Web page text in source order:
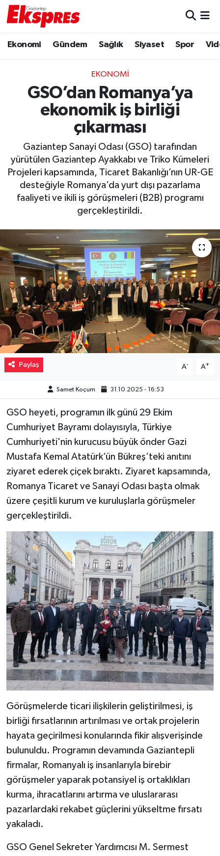
Ekonomi Gündem Sağlık Siyaset Spor
EKONOMI
GSO’dan Romanya’ya
ekonomik iş birliği
çıkarması
Gaziantep Sanayi Odası (GSO) tarafından
yürütülen Gaziantep Ayakkabı ve Triko Kümeleri
Projeleri kapsamında, Ticaret Bakanlığı’nın UR-GE
desteğiyle Romanya’da yurt dışı pazarlama
faaliyeti ve ikili iş görüşmeleri (B2B) programı
gerçekleştirildi.
Paylaş A- A+
Samet Koçum 31.10.2025 - 16:53
GSO heyeti, programın ilk günü 29 Ekim
Cumhuriyet Bayramı dolayısıyla, Türkiye
Cumhuriyeti'nin kurucusu büyük önder Gazi
Mustafa Kemal Atatürk’ün Bükreş’teki anıtını
ziyaret ederek çiçek bıraktı. Ziyaret kapsamında,
Romanya Ticaret ve Sanayi Odası başta olmak
üzere çeşitli kurum ve kuruluşlarla görüşmeler
gerçekleştirildi.
Görüşmelerde ticari ilişkilerin geliştirilmesi, iş
birliği fırsatlarının artırılması ve ortak projelerin
hayata geçirilmesi konularında fikir alışverişinde
bulunuldu. Programın devamında Gaziantepli
firmalar, Romanyalı iş insanlarıyla birebir
görüşmeler yaparak potansiyel iş ortaklıkları
kurma, ihracatlarını artırma ve uluslararası
pazarlardaki rekabet güçlerini yükseltme fırsatı
yakaladı.
GSO Genel Sekreter Yardımcısı M. Sermest
Ekonomi
Gaziantep son dakika
Genel
Haberler
Kültür Sanat
Müzik
Piyasa
Resmi İlanlar
Sağlık
Sinemalar
Siyaset
Teknoloji
Türkiye
Yaşam
Yeme-İçme
Yemek
Trafik Durumu
Puan Durumu ve Fikstür
Tüm Manşetler
Son Dakika Haberleri
Haber Arşivi